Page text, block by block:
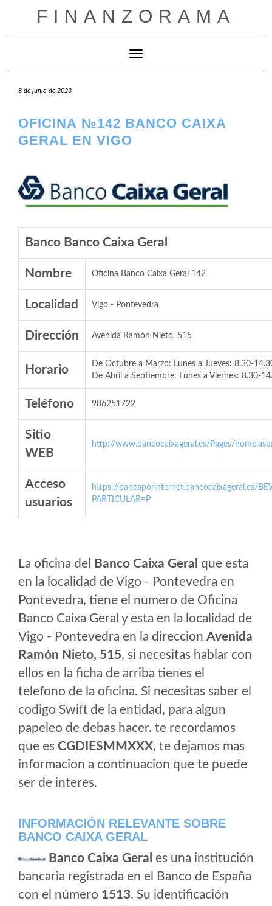
FINANZORAMA
Cambiar modo de navegación
8 de junio de 2023
OFICINA №142 BANCO CAIXA
GERAL EN VIGO
Banco Banco Caixa Geral
Nombre Oficina Banco Caixa Geral 142
Localidad Vigo - Pontevedra
Dirección Avenida Ramón Nieto, 515
Horario
De Octubre a Marzo: Lunes a Jueves: 8.30-
De Abril a Septiembre: Lunes a Viernes: 8.30-
Teléfono 986251722
Sitio
WEB
http://www.bancocaixageral.es/Pages/
Acceso
usuarios
https://bancaporinternet.bancocaixageral.es/
PARTICULAR=P
La oficina del Banco Caixa Geral que esta
en la localidad de Vigo - Pontevedra en
Pontevedra, tiene el numero de Oficina
Banco Caixa Geral y esta en la localidad de
Vigo - Pontevedra en la direccion Avenida
Ramón Nieto, 515, si necesitas hablar con
ellos en la ficha de arriba tienes el
telefono de la oficina. Si necesitas saber el
codigo Swift de la entidad, para algun
papeleo de debas hacer. te recordamos
que es CGDIESMMXXX, te dejamos mas
informacion a continuacion que te puede
ser de interes.
INFORMACIÓN RELEVANTE SOBRE
BANCO CAIXA GERAL
Banco Caixa Geral es una institución
bancaria registrada en el Banco de España
con el número 1513. Su identificación